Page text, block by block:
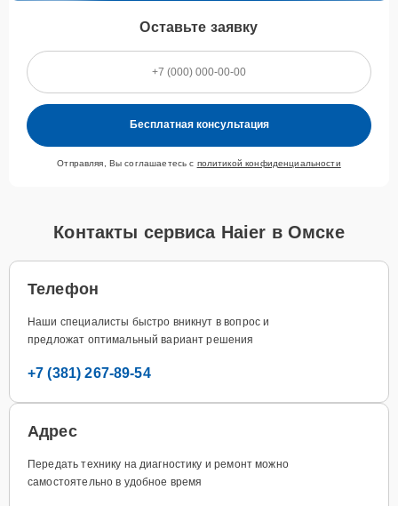
Оставьте заявку
Бесплатная консультация
Отправляя, Вы соглашаетесь с политикой конфиденциальности
Контакты сервиса Haier в Омске
Телефон
Наши специалисты быстро вникнут в вопрос и
предложат оптимальный вариант решения
+7 (381) 267-89-54
Адрес
Передать технику на диагностику и ремонт можно
самостоятельно в удобное время